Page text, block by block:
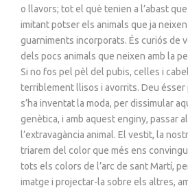
o llavors; tot el què tenien a l’abast
imitant potser els animals que ja
guarniments incorporats. És curiós de
dels pocs animals que neixen amb la
Si no fos pel pèl del pubis, celles i
terriblement llisos i avorrits. Deu ésser
s’ha inventat la moda, per dissimular
genètica, i amb aquest enginy, passar
l’extravagància animal. El vestit, la
triarem del color que més ens
tots els colors de l’arc de sant Martí,
imatge i projectar-la sobre els altres,